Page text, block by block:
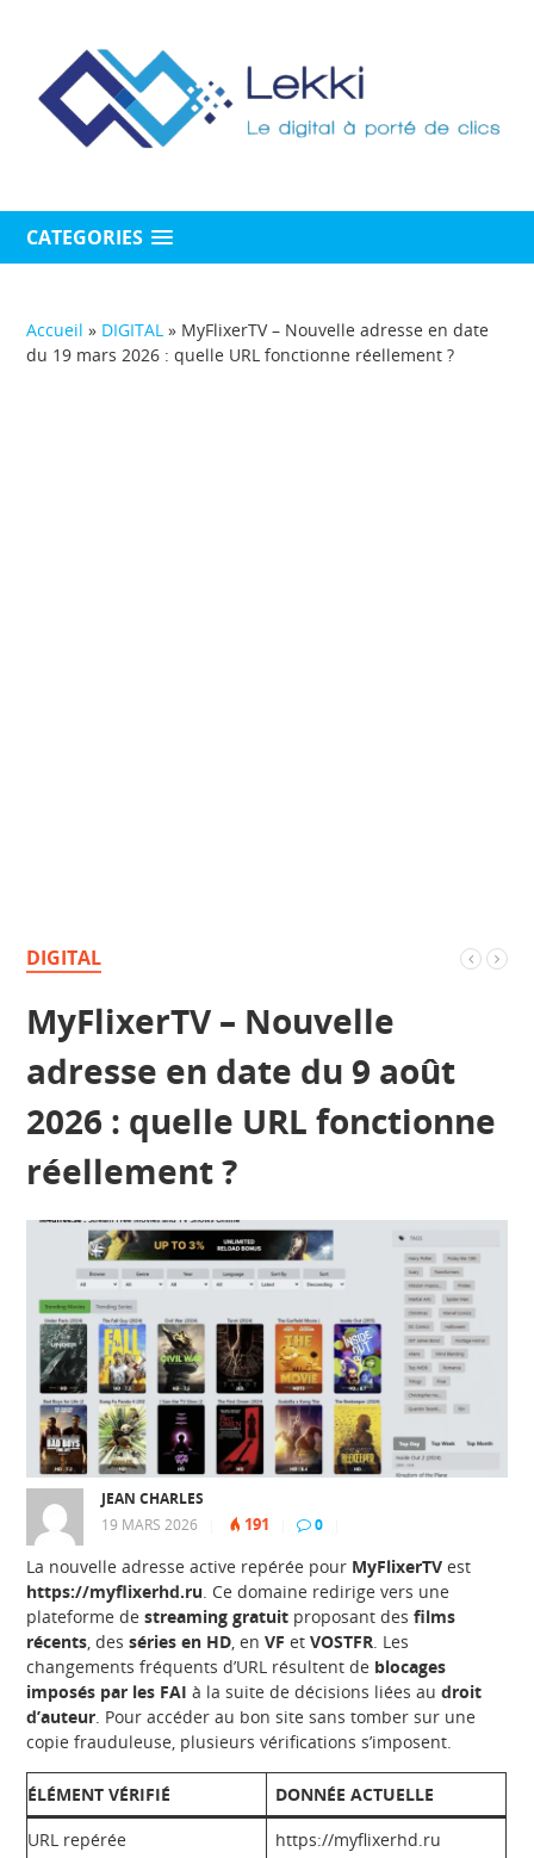
CATEGORIES
Accueil » DIGITAL » MyFlixerTV – Nouvelle adresse en date
du 19 mars 2026 : quelle URL fonctionne réellement ?
DIGITAL
MyFlixerTV – Nouvelle
adresse en date du 9 août
2026 : quelle URL fonctionne
réellement ?
JEAN CHARLES
19 MARS 2026
191 0
La nouvelle adresse active repérée pour MyFlixerTV est
https://myflixerhd.ru. Ce domaine redirige vers une
plateforme destreaming gratuit proposant desfilms
récents, desséries en HD, enVF etVOSTFR. Les
changements fréquents d’URL résultent de blocages
imposés par les FAI à la suite de décisions liées audroit
d’auteur. Pour accéder au bon site sans tomber sur une
copie frauduleuse, plusieurs vérifications s’imposent.
ÉLÉMENT VÉRIFIÉ
DONNÉE ACTUELLE
URL repérée
https://myflixerhd.ru